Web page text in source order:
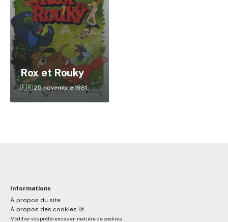
Rox et Rouky
🇫🇷 25 novembre 1981
Informations
À propos du site
À propos des cookies 🍪
Modifier vos préférences en matière de cookies
✕